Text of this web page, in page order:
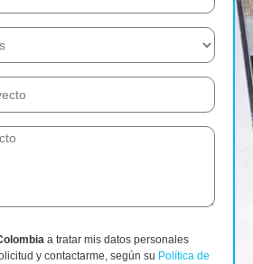
a tratar mis datos personales
y contactarme, según su Política de